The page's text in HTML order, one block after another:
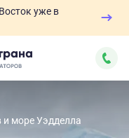
уже в
и море Уэдделла